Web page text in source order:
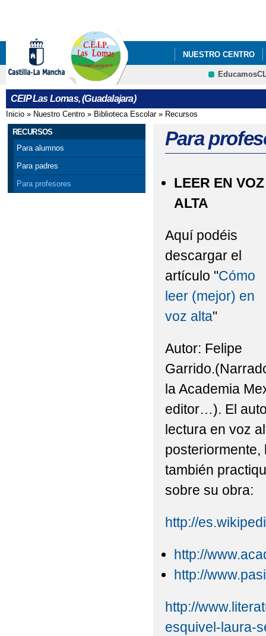
NUESTRO CENTRO
QUÉ HACEMOS
CEIP Las Lomas, (Guadalajara)
Se encuentra usted aquí
Inicio » Nuestro Centro » Biblioteca Escolar» Recursos
RECURSOS
Para alumnos
Para padres
Para profesores
Para
LEER EN VOZ
ALTA
Aquí podéis
descargar el
artículo "Cómo
leer (mejor) en
voz alta"
Autor: Felipe
la Academia
editor…). El
lectura en voz
posteriormente,
también
sobre su obra:
http://
http://
http://
http://
esquivel-laura-